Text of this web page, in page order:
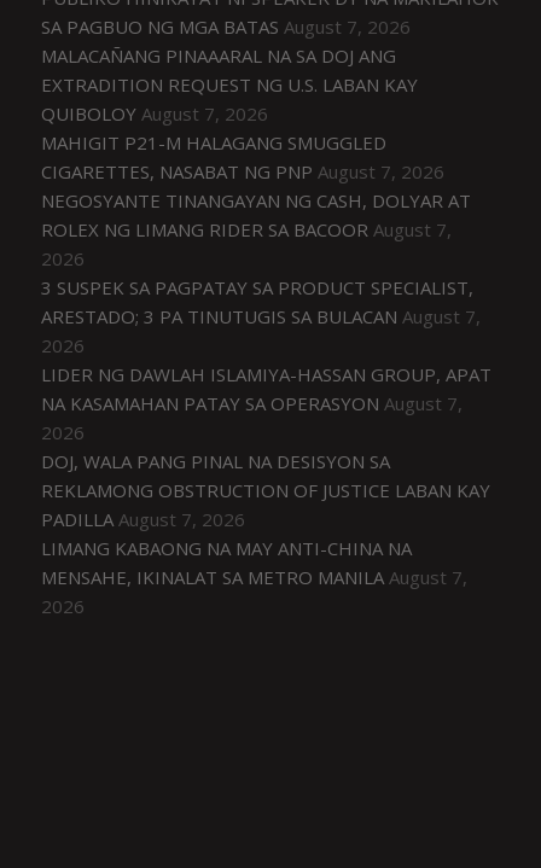
SA PAGBUO NG MGA BATAS August 7, 2026
MALACAÑANG PINAAARAL NA SA DOJ ANG
EXTRADITION REQUEST NG U.S. LABAN KAY
QUIBOLOY August 7, 2026
MAHIGIT P21-M HALAGANG SMUGGLED
CIGARETTES, NASABAT NG PNP August 7, 2026
NEGOSYANTE TINANGAYAN NG CASH, DOLYAR AT
ROLEX NG LIMANG RIDER SA BACOOR August 7,
2026
3 SUSPEK SA PAGPATAY SA PRODUCT SPECIALIST,
ARESTADO; 3 PA TINUTUGIS SA BULACAN August 7,
2026
LIDER NG DAWLAH ISLAMIYA-HASSAN GROUP, APAT
NA KASAMAHAN PATAY SA OPERASYON August 7,
2026
DOJ, WALA PANG PINAL NA DESISYON SA
REKLAMONG OBSTRUCTION OF JUSTICE LABAN KAY
PADILLA August 7, 2026
LIMANG KABAONG NA MAY ANTI-CHINA NA
MENSAHE, IKINALAT SA METRO MANILA August 7,
2026